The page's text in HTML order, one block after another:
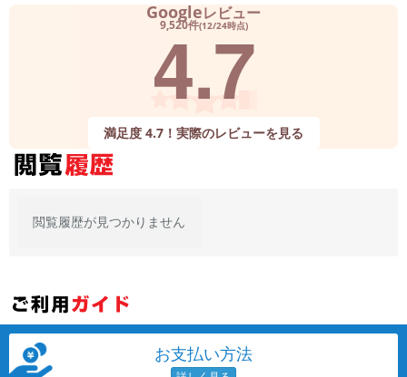
Googleレビュー
9,520件(12/24時点)
4.7
満足度 4.7！実際のレビューを見る
閲覧履歴が見つかりません
お支払い方法